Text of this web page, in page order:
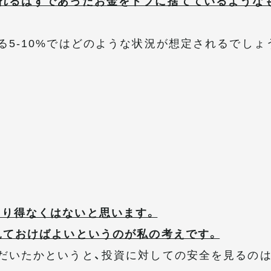
5-10%ではどのような状況が想定されるでしょ
得なくはないと思います。
おけばよいというのが私の考えです。
いたかというと、投資に対しての安全を見るの